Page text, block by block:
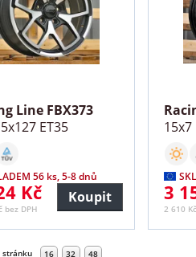
Line FBX373
ET35
56 ks, 5-8 dnů
Kč
bez DPH
Koupit
15x7
3
2 610
stránku 16 32 48